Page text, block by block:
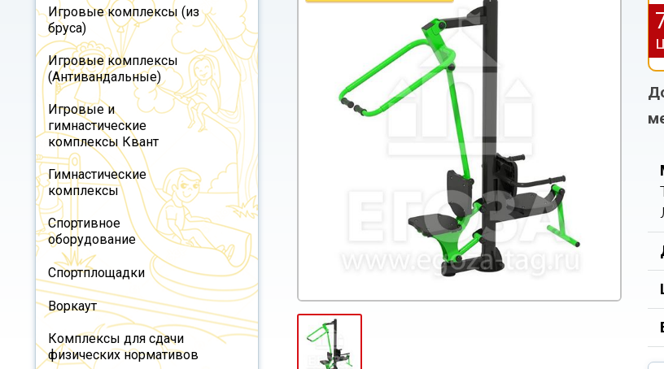
Игровые комплексы (из
бруса)
Игровые комплексы
(Антивандальные)
Игровые и
гимнастические
комплексы Квант
Гимнастические
комплексы
Спортивное
оборудование
Спортплощадки
Воркаут
Комплексы для сдачи
физических нормативов